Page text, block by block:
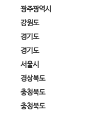
광주광역시
강원도
경기도
경기도
서울시
경상북도
충청북도
충청북도